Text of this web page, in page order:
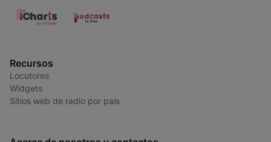
Recursos
Locutores
Widgets
Sitios web de radio por país